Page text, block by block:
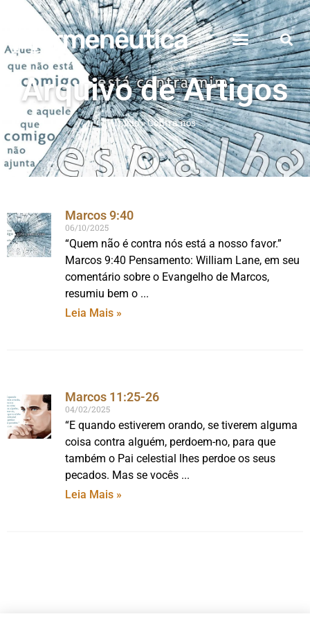
Arquivo de Artigos
Início»Contra nós
Marcos 9:40
06/10/2025
“Quem não é contra nós está a nosso favor.”
Marcos 9:40 Pensamento: William Lane, em seu
comentário sobre o Evangelho de Marcos,
resumiu bem o
Leia Mais »
Marcos 11:25-26
04/02/2025
“E quando estiverem orando, se tiverem alguma
coisa contra alguém, perdoem-no, para que
também o Pai celestial lhes perdoe os seus
pecados. Mas se vocês
Leia Mais »